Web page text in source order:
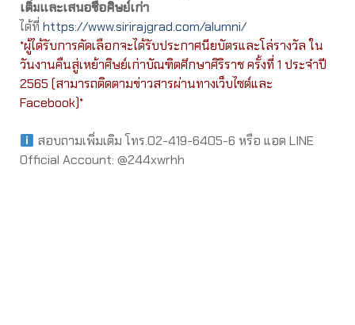
เติ่มและเสนอชื่อศิษย์เก่า
ได้ที่ https://www.sirirajgrad.com/alumni/
*ผู้ได้รับการคัดเลือกจะได้รับประกาศนียบัตรและโล่รางวัล ใน
วันงานคืนสู่เหย้าศิษย์เก่าบัณฑิตศึกษาศิริราช ครั้งที่ 1 ประจำปี
2565 (สามารถติดตามข่าวสารผ่านทางเว็บไซต์และ
Facebook)*
สอบถามเพิ่มเติม โทร.02-419-6405-6 หรือ แอด LINE
Official Account: @244xwrhh